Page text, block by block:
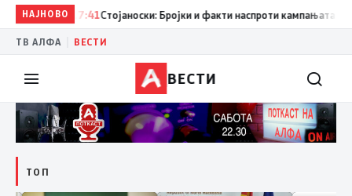
НАЈНОВО
17:41Стојаноски: Бројки и факти наспроти кампањата на
ТВ АЛФА ВЕСТИ
ВЕСТИ
ТОП